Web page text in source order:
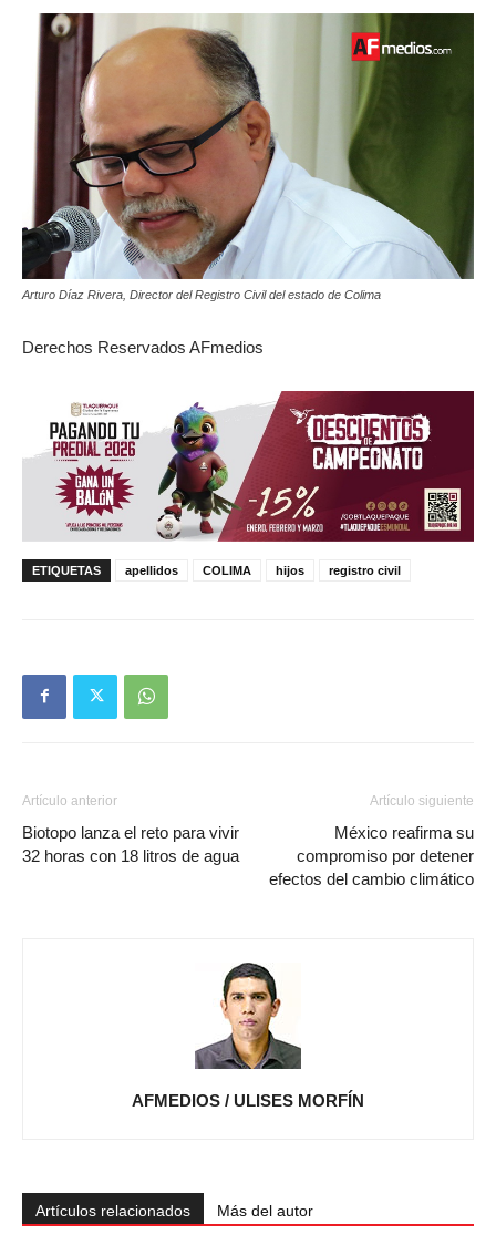
Arturo Díaz Rivera, Director del Registro Civil del estado de Colima
Derechos Reservados AFmedios
ETIQUETAS apellidos COLIMA hijos registro civil
Artículo anterior
Biotopo lanza el reto para vivir
32 horas con 18 litros de agua
Artículo siguiente
México reafirma su
compromiso por detener
efectos del cambio climático
AFMEDIOS / ULISES MORFÍN
Artículos relacionados Más del autor